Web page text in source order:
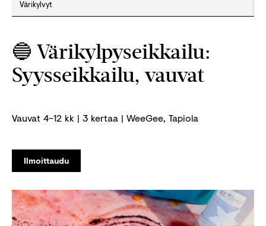
Värikylvyt
🔵 Värikylpyseikkailu:
Syysseikkailu, vauvat
Vauvat 4–12 kk | 3 kertaa | WeeGee, Tapiola
Ilmoittaudu